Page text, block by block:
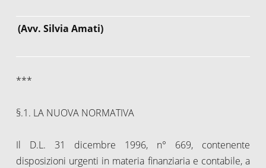
(Avv. Silvia Amati)
***
§.1. LA NUOVA NORMATIVA
Il D.L. 31 dicembre 1996, n° 669, contenente
disposizioni urgenti in materia finanziaria e contabile, a